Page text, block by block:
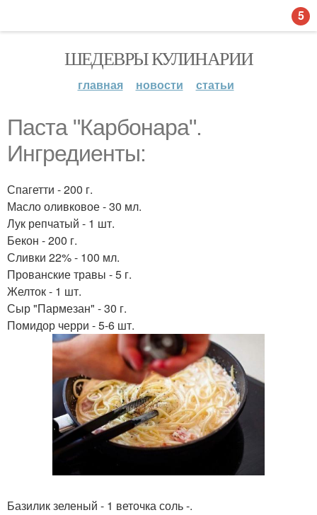
ШЕДЕВРЫ КУЛИНАРИИ
главная новости статьи
Паста "Карбонара".
Ингредиенты:
Спагетти - 200 г.
Масло оливковое - 30 мл.
Лук репчатый - 1 шт.
Бекон - 200 г.
Сливки 22% - 100 мл.
Прованские травы - 5 г.
Желток - 1 шт.
Сыр "Пармезан" - 30 г.
Помидор черри - 5-6 шт.
Базилик зеленый - 1 веточка соль -.
5